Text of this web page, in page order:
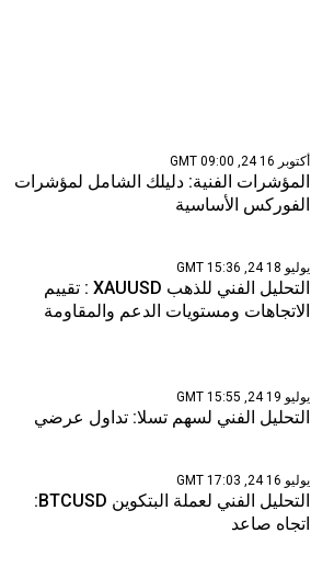
أكتوبر 16 24, 09:00 GMT
المؤشرات الفنية: دليلك الشامل لمؤشرات
الفوركس الأساسية
يوليو 18 24, 15:36 GMT
التحليل الفني للذهب XAUUSD : تقييم
الاتجاهات ومستويات الدعم والمقاومة
يوليو 19 24, 15:55 GMT
التحليل الفني لسهم تسلا: تداول عرضي
يوليو 16 24, 17:03 GMT
التحليل الفني لعملة البتكوين BTCUSD:
اتجاه صاعد